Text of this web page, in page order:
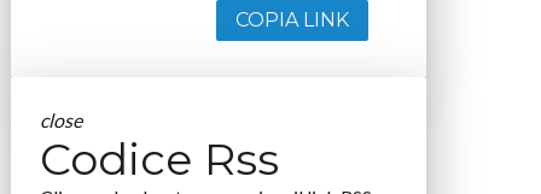
COPIA LINK
close
Codice Rss